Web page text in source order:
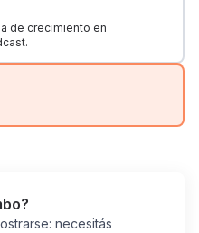
?
necesitás
de crecimiento en